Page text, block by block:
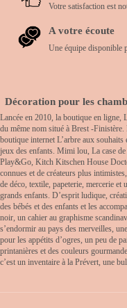
Votre satisfaction est
A votre écoute
Une équipe disponible
Décoration pour les
Lancée en 2010, la boutique en ligne,
du même nom situé à Brest -Finistère.
boutique internet L’arbre aux
jeux des enfants. Mimi lou, La case
Play&Go, Kitch Kitschen House
connues et de créateurs plus
de déco, textile, papeterie, mercerie
grands enfants. D’esprit ludique,
des bébés et des enfants et les
noir, un cahier au graphisme
s’endormir au pays des merveilles,
pour les appétits d’ogres, un peu de
printanières et des couleurs
c’est un inventaire à la Prévert, une